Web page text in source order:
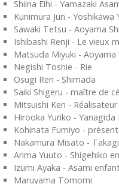
Shiina Eihi - Yamazaki
Kunimura Jun - Yoshikawa
Sawaki Tetsu - Aoyama
Ishibashi Renji - Le vieux
Matsuda Miyuki - Aoyama
Negishi Toshie - Rie
Osugi Ren - Shimada
Saiki Shigeru - maître de
Mitsuishi Ken - Réalisateur
Hirooka Yuriko - Yanagida
Kohinata Fumiyo -
Nakamura Misato -
Arima Yuuto - Shigehiko
Izumi Ayaka - Asami
Maruyama Tomomi